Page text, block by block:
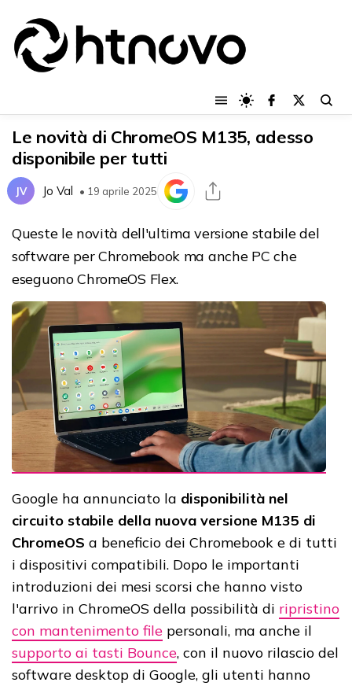
Le novità di ChromeOS M135, adesso
disponibile per tutti
JV Jo Val • 19 aprile 2025
Queste le novità dell'ultima versione stabile del
software per Chromebook ma anche PC che
eseguono ChromeOS Flex.
Google ha annunciato la disponibilità nel
circuito stabile della nuova versione M135 di
ChromeOS a beneficio dei Chromebook e di tutti
i dispositivi compatibili. Dopo le importanti
introduzioni dei mesi scorsi che hanno visto
l'arrivo in ChromeOS della possibilità di ripristino
con mantenimento file personali, ma anche il
supporto ai tasti Bounce, con il nuovo rilascio del
software desktop di Google, gli utenti hanno